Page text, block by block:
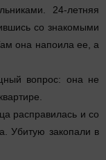
24-летняя
со знакомыми
она напоила ее, а
вопрос: она не
расправилась и со
Убитую закопали в